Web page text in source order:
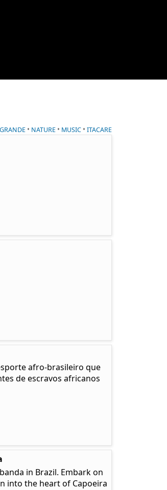
• NATURE • MUSIC •ITACARE
afro-brasileiro que
de escravos africanos
in Brazil. Embark on
into the heart of Capoeira